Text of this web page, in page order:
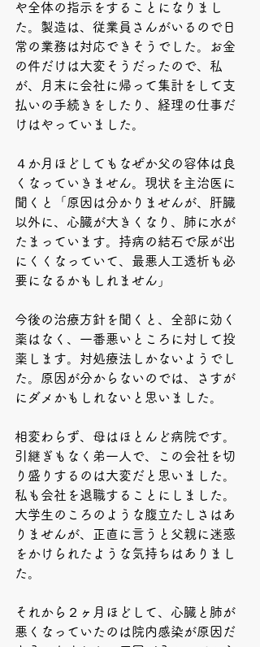
や全体の指示をすることになりまし
た。製造は、従業員さんがいるので日
常の業務は対応できそうでした。お金
の件だけは大変そうだったので、私
が、月末に会社に帰って集計をして支
払いの手続きをしたり、経理の仕事だ
けはやっていました。
４か月ほどしてもなぜか父の容体は良
くなっていきません。現状を主治医に
聞くと「原因は分かりませんが、肝臓
以外に、心臓が大きくなり、肺に水が
たまっています。持病の結石で尿が出
にくくなっていて、最悪人工透析も必
要になるかもしれません」
今後の治療方針を聞くと、全部に効く
薬はなく、一番悪いところに対して投
薬します。対処療法しかないようでし
た。原因が分からないのでは、さすが
にダメかもしれないと思いました。
相変わらず、母はほとんど病院です。
引継ぎもなく弟一人で、この会社を切
り盛りするのは大変だと思いました。
私も会社を退職することにしました。
大学生のころのような腹立たしさはあ
りませんが、正直に言うと父親に迷惑
をかけられたような気持ちはありまし
た。
それから２ヶ月ほどして、心臓と肺が
悪くなっていたのは院内感染が原因だ